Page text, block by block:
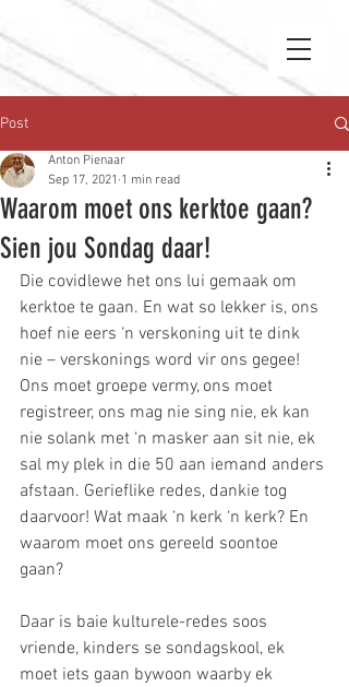
Post
Waarom moet ons kerktoe gaan?
Sien jou Sondag daar!
Anton Pienaar
Sep 17, 2021 1 min read
Die covidlewe het ons lui gemaak om
kerktoe te gaan. En wat so lekker is, ons
hoef nie eers ‘n verskoning uit te dink
nie – verskonings word vir ons gegee!
Ons moet groepe vermy, ons moet
registreer, ons mag nie sing nie, ek kan
nie solank met ‘n masker aan sit nie, ek
sal my plek in die 50 aan iemand anders
afstaan. Gerieflike redes, dankie tog
daarvoor! Wat maak ‘n kerk ‘n kerk? En
waarom moet ons gereeld soontoe
gaan?
Daar is baie kulturele-redes soos
vriende, kinders se sondagskool, ek
moet iets gaan bywoon waarby ek